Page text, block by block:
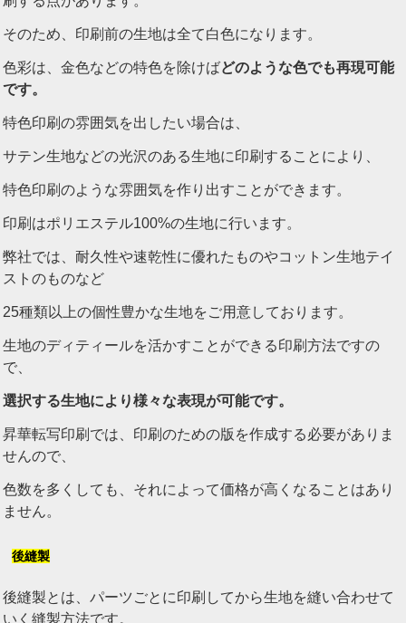
そのため、印刷前の生地は全て白色になります。
色彩は、金色などの特色を除けばどのような色でも再現可能
です。
特色印刷の雰囲気を出したい場合は、
サテン生地などの光沢のある生地に印刷することにより、
特色印刷のような雰囲気を作り出すことができます。
印刷はポリエステル100%の生地に行います。
弊社では、耐久性や速乾性に優れたものやコットン生地テイ
ストのものなど
25種類以上の個性豊かな生地をご用意しております。
生地のディティールを活かすことができる印刷方法ですの
で、
選択する生地により様々な表現が可能です。
昇華転写印刷では、印刷のための版を作成する必要がありま
せんので、
色数を多くしても、それによって価格が高くなることはあり
ません。
後縫製
後縫製とは、パーツごとに印刷してから生地を縫い合わせて
いく縫製方法です。